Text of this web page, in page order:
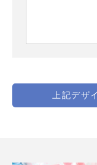
上記デザ